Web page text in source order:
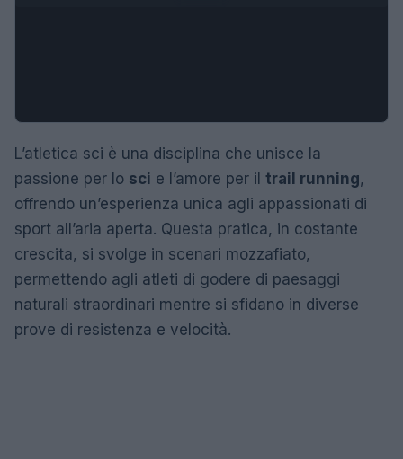
L’atletica sci è una disciplina che unisce la
passione per lo sci e l’amore per il trail running,
offrendo un’esperienza unica agli appassionati di
sport all’aria aperta. Questa pratica, in costante
crescita, si svolge in scenari mozzafiato,
permettendo agli atleti di godere di paesaggi
naturali straordinari mentre si sfidano in diverse
prove di resistenza e velocità.